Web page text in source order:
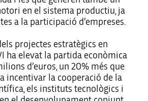
en el sistema productiu, ja
a la participació d’empreses.
projectes estratègics en
ha elevat la partida econòmica
d’euros, un 20% més que
incentivar la cooperació de la
els instituts tecnològics i